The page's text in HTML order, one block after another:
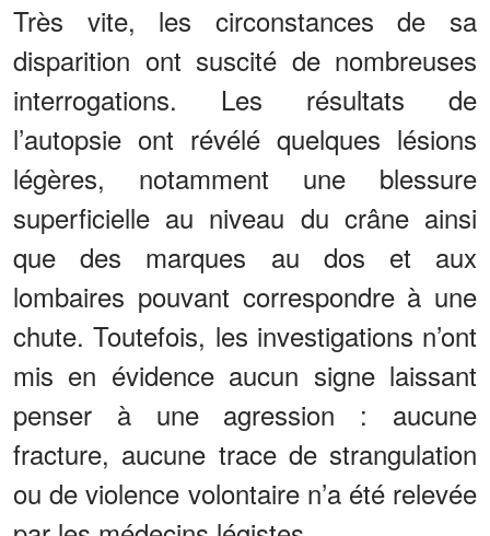
Très vite, les circonstances de sa
disparition ont suscité de nombreuses
interrogations. Les résultats de
l’autopsie ont révélé quelques lésions
légères, notamment une blessure
superficielle au niveau du crâne ainsi
que des marques au dos et aux
lombaires pouvant correspondre à une
chute. Toutefois, les investigations n’ont
mis en évidence aucun signe laissant
penser à une agression : aucune
fracture, aucune trace de strangulation
ou de violence volontaire n’a été relevée